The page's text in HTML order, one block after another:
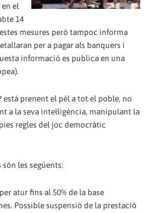
el
14
mesures però tampoc informa
per a pagar als banquers i
informació es publica en una
està prenent el pèl a tot el poble, no
a la seva intel·ligència, manipulant la
regles del joc democràtic
són les següents:
atur fins al 50% de la base
Possible suspensió de la prestació